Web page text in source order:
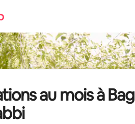
au mois à